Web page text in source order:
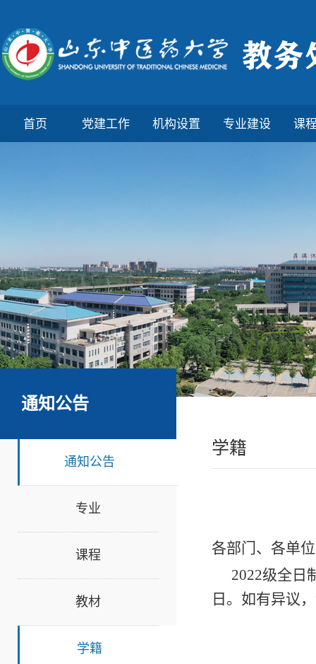
首页 党建工作 机构设置 专业建设 课
通知公告
通知公告
专业
课程
教材
学籍
学籍
各部门、各单
2022级全日
日。如有异议